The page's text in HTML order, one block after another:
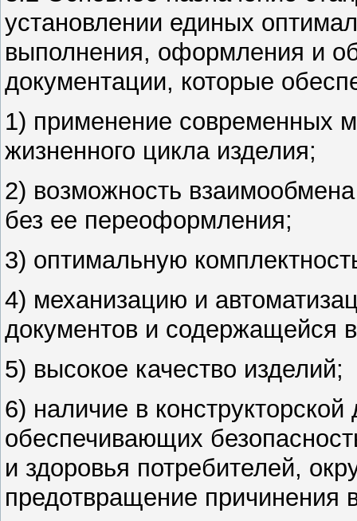
установлении единых
выполнения, оформления и
документации, которые
1) применение современных
жизненного цикла изделия;
2) возможность
без ее переоформления;
3) оптимальную
4) механизацию и
документов и содержащейся
5) высокое качество изделий;
6) наличие в
обеспечивающих
и здоровья потребителей,
предотвращение причинения